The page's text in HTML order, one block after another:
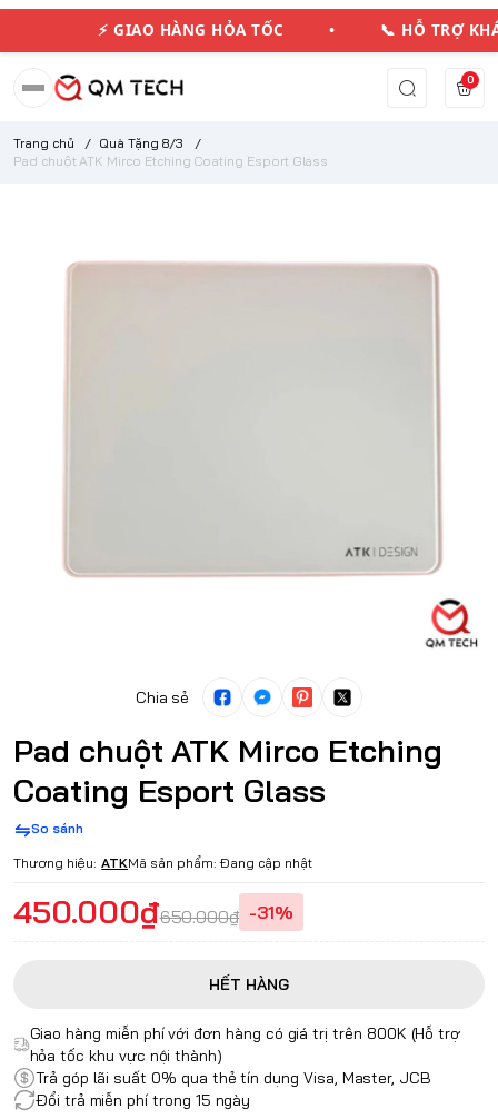
⚡ GIAO HÀNG HỎA TỐC • 📞 HỖ
0
Trang chủ / Quà Tặng 8/3
/
Pad chuột ATK Mirco Etching Coating Esport Glass
Chia sẻ
Pad chuột ATK Mirco Etching
Coating Esport Glass
So sánh
Thương hiệu: ATKMã sản phẩm: Đang cập nhật
450.000₫650.000₫ -31%
HẾT HÀNG
Giao hàng miễn phí với đơn hàng có giá trị trên 800K (Hỗ trợ
hỏa tốc khu vực nội thành)
Trả góp lãi suất 0% qua thẻ tín dụng Visa, Master, JCB
Đổi trả miễn phí trong 15 ngày